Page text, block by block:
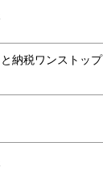
納税ワンストップ